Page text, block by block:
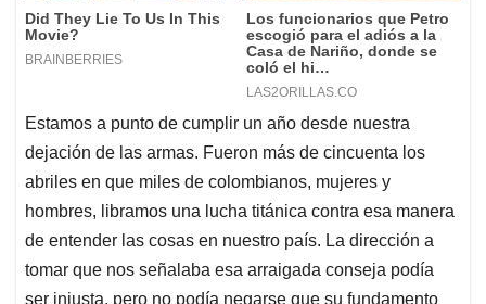
Estamos a punto de cumplir un año desde nuestra
dejación de las armas. Fueron más de cincuenta los
abriles en que miles de colombianos, mujeres y
hombres, libramos una lucha titánica contra esa manera
de entender las cosas en nuestro país. La dirección a
tomar que nos señalaba esa arraigada conseja podía
ser injusta, pero no podía negarse que su fundamento